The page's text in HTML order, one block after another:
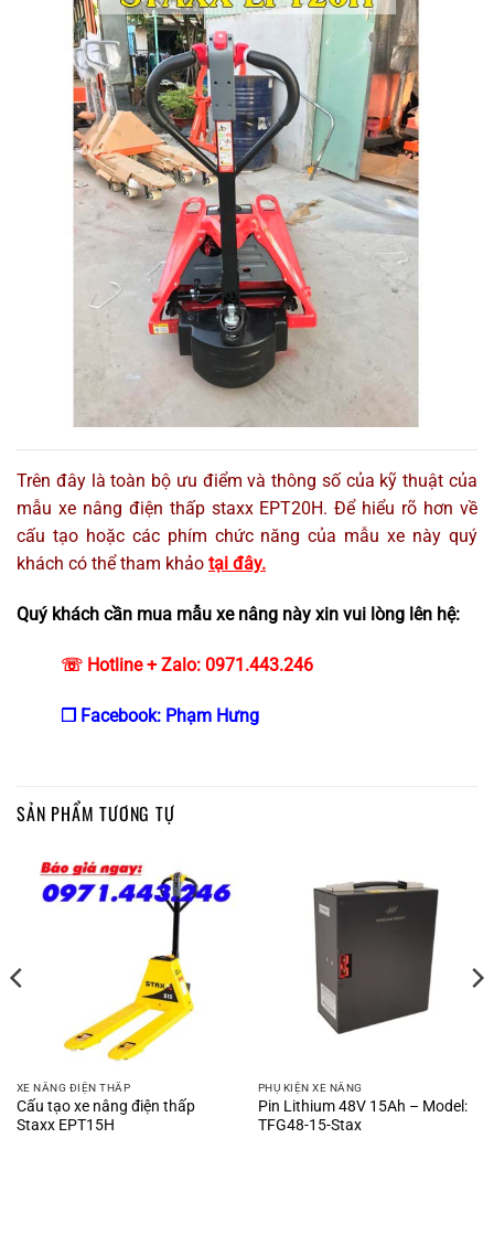
Trên đây là toàn bộ ưu điểm và thông số của kỹ thuật của
mẫu xe nâng điện thấp staxx EPT20H. Để hiểu rõ hơn về
cấu tạo hoặc các phím chức năng của mẫu xe này quý
khách có thể tham khảo tại đây.
Quý khách cần mua mẫu xe nâng này xin vui lòng lên hệ:
☏ Hotline + Zalo: 0971.443.246
❒ Facebook: Phạm Hưng
SẢN PHẨM TƯƠNG TỰ
XE NÂNG ĐIỆN THẤP
Cấu tạo xe nâng điện thấp
Staxx EPT15H
PHỤ KIỆN XE NÂNG
Pin Lithium 48V 15Ah – Model:
TFG48-15-Stax